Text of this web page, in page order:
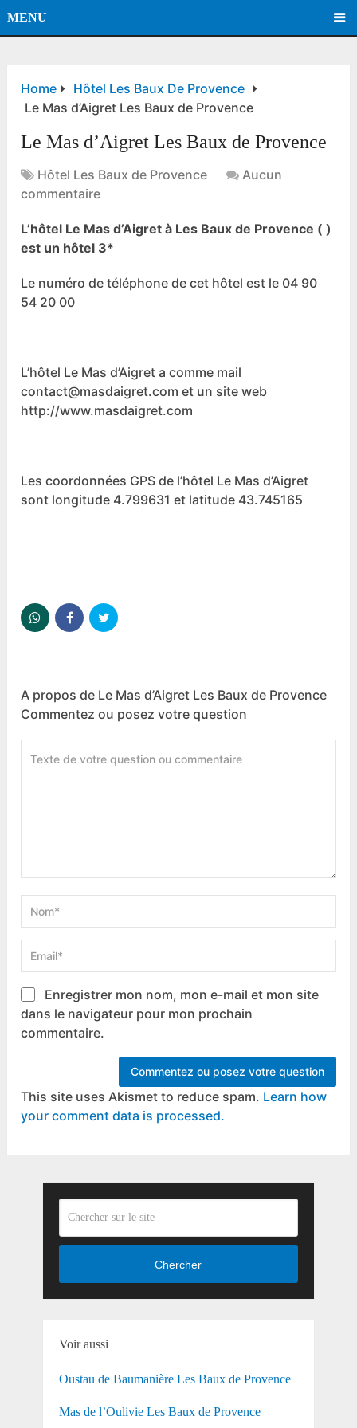
MENU
Home
Hôtel Les Baux De Provence
Le Mas d’Aigret Les Baux de Provence
Le Mas d’Aigret Les Baux de Provence
Hôtel Les Baux de Provence
Aucun
commentaire
L’hôtel Le Mas d’Aigret à Les Baux de Provence ( )
est un hôtel 3*
Le numéro de téléphone de cet hôtel est le 04 90
54 20 00
L’hôtel Le Mas d’Aigret a comme mail
contact@masdaigret.com et un site web
http://www.masdaigret.com
Les coordonnées GPS de l’hôtel Le Mas d’Aigret
sont longitude 4.799631 et latitude 43.745165
A propos de Le Mas d’Aigret Les Baux de Provence
Commentez ou posez votre question
Enregistrer mon nom, mon e-mail et mon site
dans le navigateur pour mon prochain
commentaire.
This site uses Akismet to reduce spam. Learn how
your comment data is processed.
Chercher
Voir aussi
Oustau de Baumanière Les Baux de Provence
Mas de l’Oulivie Les Baux de Provence